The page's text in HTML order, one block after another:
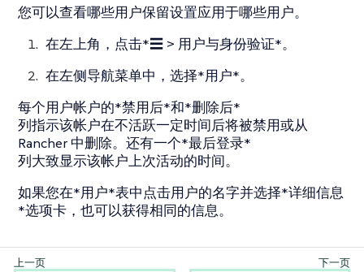
您可以查看哪些用户保留设置应用于哪些用户。
在左上角，点击*☰ > 用户与身份验证*。
在左侧导航菜单中，选择*用户*。
每个用户帐户的*禁用后*和*删除后*
列指示该帐户在不活跃一定时间后将被禁用或从
Rancher 中删除。还有一个*最后登录*
列大致显示该帐户上次活动的时间。
如果您在*用户*表中点击用户的名字并选择*详细信息
*选项卡，也可以获得相同的信息。